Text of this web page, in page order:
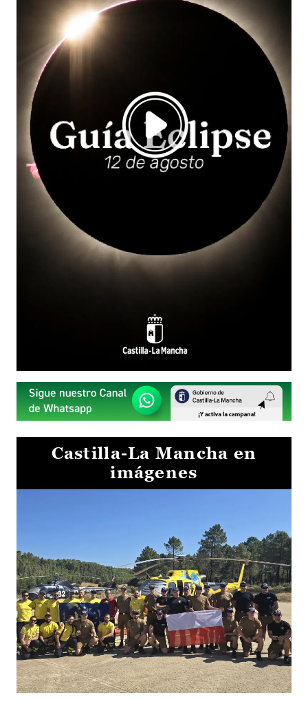
Castilla-La Mancha en
imágenes